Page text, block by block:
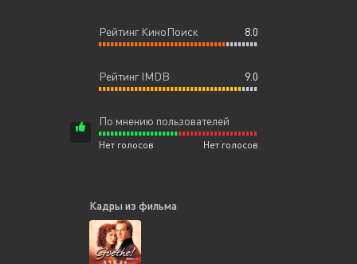
Рейтинг КиноПоиск 8.0
Рейтинг IMDB 9.0
По мнению пользователей
Нет голосов Нет голосов
Кадры из фильма